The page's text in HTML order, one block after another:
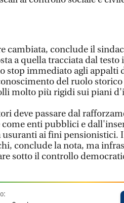
cambiata, conclude il
a quella tracciata dal testo
stop immediato agli appalti
del ruolo
molto più rigidi sui piani
deve passare dal
come enti pubblici e
usuranti ai fini pensionistici.
conclude la nota, ma
sotto il controllo